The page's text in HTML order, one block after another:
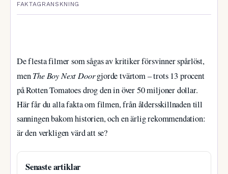
FAKTAGRANSKNING
De flesta filmer som sågas av kritiker försvinner spårlöst,
menThe Boy Next Doorgjorde tvärtom – trots 13 procent
på Rotten Tomatoes drog den in över 50 miljoner dollar.
Här får du alla fakta om filmen, från åldersskillnaden till
sanningen bakom historien, och en ärlig rekommendation:
är den verkligen värd att se?
Senaste artiklar